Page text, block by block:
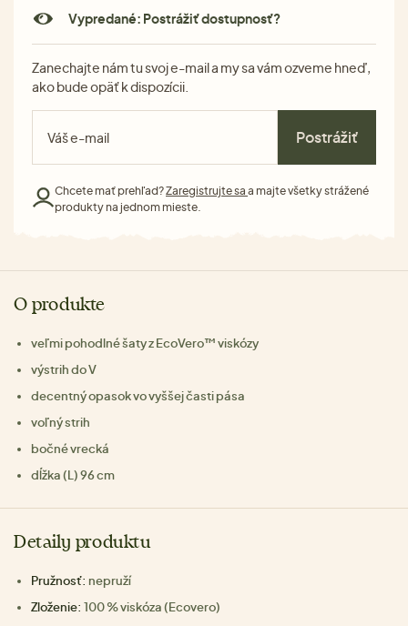
Vypredané: Postrážiť dostupnosť?
Zanechajte nám tu svoj e-mail a my sa vám ozveme hneď,
ako bude opäť k dispozícii.
Postrážiť
Chcete mať prehľad?Zaregistrujte sa a majte všetky strážené
produkty na jednom mieste.
O produkte
veľmi pohodlné šaty z EcoVero™ viskózy
výstrih do V
decentný opasok vo vyššej časti pása
voľný strih
bočné vrecká
dĺžka (L) 96 cm
Detaily produktu
Pružnosť: nepruží
Zloženie: 100 % viskóza (Ecovero)